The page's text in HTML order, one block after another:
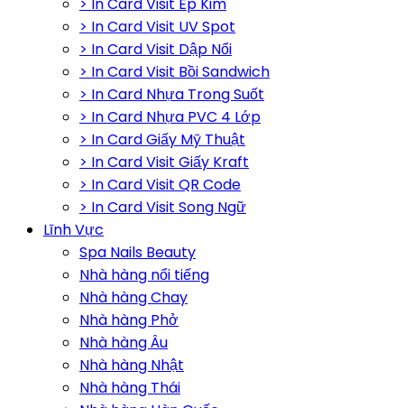
> In Card Visit Ép Kim
> In Card Visit UV Spot
> In Card Visit Dập Nổi
> In Card Visit Bồi Sandwich
> In Card Nhựa Trong Suốt
> In Card Nhựa PVC 4 Lớp
> In Card Giấy Mỹ Thuật
> In Card Visit Giấy Kraft
> In Card Visit QR Code
> In Card Visit Song Ngữ
Lĩnh Vực
Spa Nails Beauty
Nhà hàng nổi tiếng
Nhà hàng Chay
Nhà hàng Phở
Nhà hàng Âu
Nhà hàng Nhật
Nhà hàng Thái